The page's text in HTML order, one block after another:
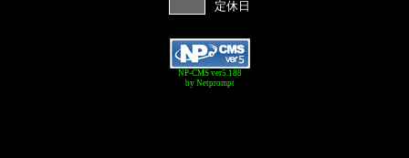
定休日
NP-CMS ver5.188
by Netprompt